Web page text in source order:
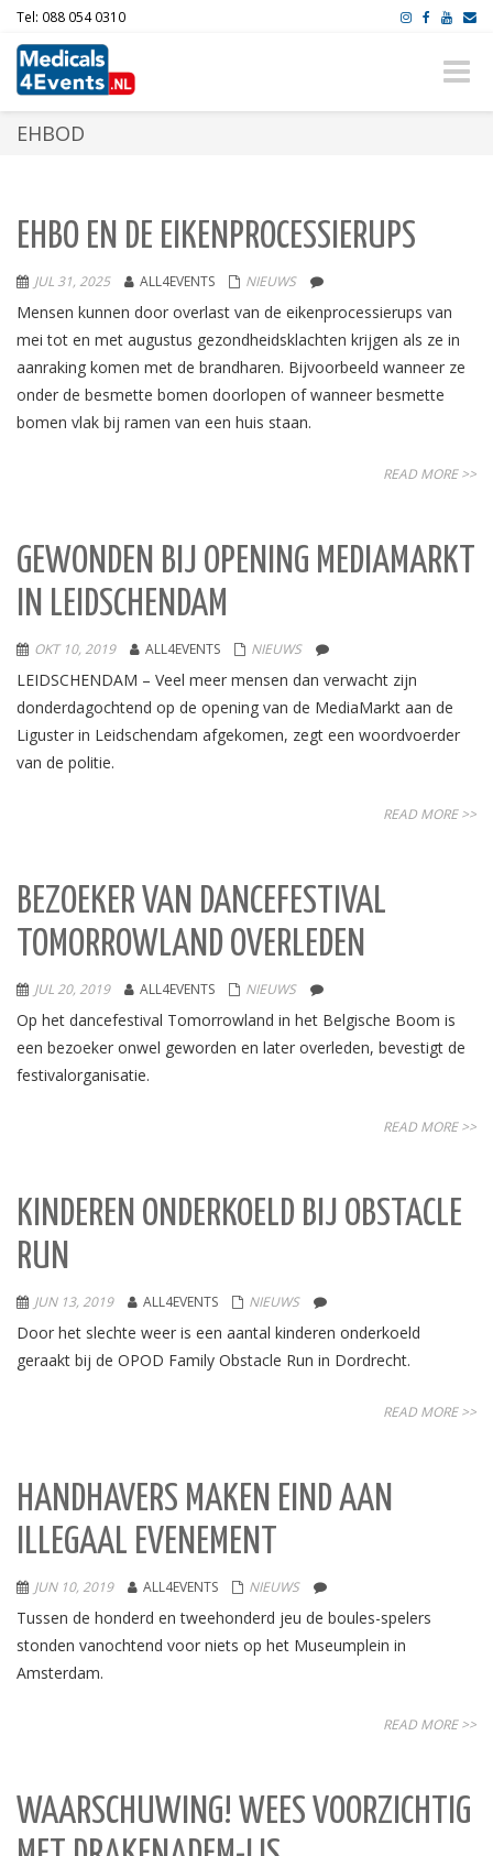
Tel: 088 054 0310
Toggle
EHBOD
EHBO EN DE EIKENPROCESSIERUPS
JUL 31, 2025 ALL4EVENTS NIEUWS
Mensen kunnen door overlast van de eikenprocessierups van
mei tot en met augustus gezondheidsklachten krijgen als ze in
aanraking komen met de brandharen. Bijvoorbeeld wanneer ze
onder de besmette bomen doorlopen of wanneer besmette
bomen vlak bij ramen van een huis staan.
READ MORE >>
GEWONDEN BIJ OPENING MEDIAMARKT
IN LEIDSCHENDAM
OKT 10, 2019 ALL4EVENTS NIEUWS
LEIDSCHENDAM – Veel meer mensen dan verwacht zijn
donderdagochtend op de opening van de MediaMarkt aan de
Liguster in Leidschendam afgekomen, zegt een woordvoerder
van de politie.
READ MORE >>
BEZOEKER VAN DANCEFESTIVAL
TOMORROWLAND OVERLEDEN
JUL 20, 2019 ALL4EVENTS NIEUWS
Op het dancefestival Tomorrowland in het Belgische Boom is
een bezoeker onwel geworden en later overleden, bevestigt de
festivalorganisatie.
READ MORE >>
KINDEREN ONDERKOELD BIJ OBSTACLE
RUN
JUN 13, 2019 ALL4EVENTS NIEUWS
Door het slechte weer is een aantal kinderen onderkoeld
geraakt bij de OPOD Family Obstacle Run in Dordrecht.
READ MORE >>
HANDHAVERS MAKEN EIND AAN
ILLEGAAL EVENEMENT
JUN 10, 2019 ALL4EVENTS NIEUWS
Tussen de honderd en tweehonderd jeu de boules-spelers
stonden vanochtend voor niets op het Museumplein in
Amsterdam.
READ MORE >>
WAARSCHUWING! WEES VOORZICHTIG